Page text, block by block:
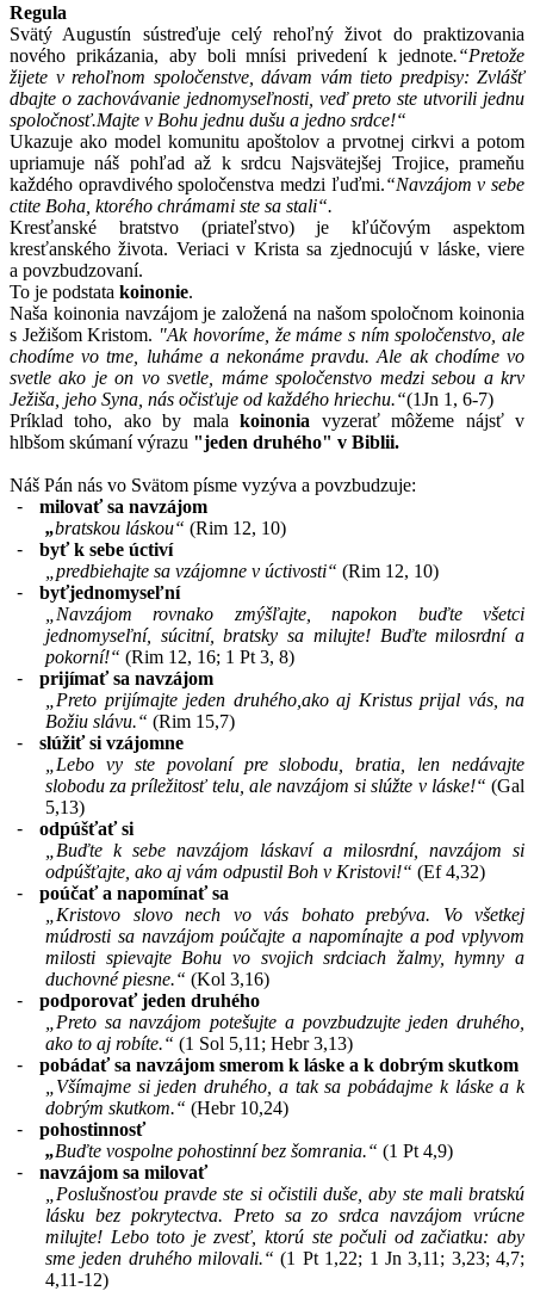
Regula
Svätý Augustín sústreďuje celý rehoľný život do praktizovania
nového prikázania, aby boli mnísi privedení k jednote.“Pretože
žijete v rehoľnom spoločenstve, dávam vám tieto predpisy: Zvlášť
dbajte o zachovávanie jednomyseľnosti, veď preto ste utvorili jednu
spoločnosť.Majte v Bohu jednu dušu a jedno srdce!“
Ukazuje ako model komunitu apoštolov a prvotnej cirkvi a potom
upriamuje náš pohľad až k srdcu Najsvätejšej Trojice, prameňu
každého opravdivého spoločenstva medzi ľuďmi.“Navzájom v sebe
ctite Boha, ktorého chrámami ste sa stali“.
Kresťanské bratstvo (priateľstvo) je kľúčovým aspektom
kresťanského života. Veriaci v Krista sa zjednocujú v láske, viere
a povzbudzovaní.
To je podstata koinonie.
Naša koinonia navzájom je založená na našom spoločnom koinonia
s Ježišom Kristom. "Ak hovoríme, že máme s ním spoločenstvo, ale
chodíme vo tme, luháme a nekonáme pravdu. Ale ak chodíme vo
svetle ako je on vo svetle, máme spoločenstvo medzi sebou a krv
Ježiša, jeho Syna, nás očisťuje od každého hriechu.“(1Jn 1, 6-7)
Príklad toho, ako by mala koinonia vyzerať môžeme nájsť v
hlbšom skúmaní výrazu "jeden druhého" v Biblii.
Náš Pán nás vo Svätom písme vyzýva a povzbudzuje:
-
milovať sa navzájom
„bratskou láskou“ (Rim 12, 10)
-
byť k sebe úctiví
„predbiehajte sa vzájomne v úctivosti“ (Rim 12, 10)
-
byťjednomyseľní
„Navzájom rovnako zmýšľajte, napokon buďte všetci
jednomyseľní, súcitní, bratsky sa milujte! Buďte milosrdní a
pokorní!“ (Rim 12, 16; 1 Pt 3, 8)
-
prijímať sa navzájom
„Preto prijímajte jeden druhého,ako aj Kristus prijal vás, na
Božiu slávu.“ (Rim 15,7)
-
slúžiť si vzájomne
„Lebo vy ste povolaní pre slobodu, bratia, len nedávajte
slobodu za príležitosť telu, ale navzájom si slúžte v láske!“ (Gal
5,13)
-
odpúšťať si
„Buďte k sebe navzájom láskaví a milosrdní, navzájom si
odpúšťajte, ako aj vám odpustil Boh v Kristovi!“ (Ef 4,32)
-
poúčať a napomínať sa
„Kristovo slovo nech vo vás bohato prebýva. Vo všetkej
múdrosti sa navzájom poúčajte a napomínajte a pod vplyvom
milosti spievajte Bohu vo svojich srdciach žalmy, hymny a
duchovné piesne.“ (Kol 3,16)
-
podporovať jeden druhého
„Preto sa navzájom potešujte a povzbudzujte jeden druhého,
ako to aj robíte.“ (1 Sol 5,11; Hebr 3,13)
-
pobádať sa navzájom smerom k láske a k dobrým skutkom
„Všímajme si jeden druhého, a tak sa pobádajme k láske a k
dobrým skutkom.“ (Hebr 10,24)
-
pohostinnosť
„Buďte vospolne pohostinní bez šomrania.“ (1 Pt 4,9)
-
navzájom sa milovať
„Poslušnosťou pravde ste si očistili duše, aby ste mali bratskú
lásku bez pokrytectva. Preto sa zo srdca navzájom vrúcne
milujte! Lebo toto je zvesť, ktorú ste počuli od začiatku: aby
sme jeden druhého milovali.“ (1 Pt 1,22; 1 Jn 3,11; 3,23; 4,7;
4,11-12)